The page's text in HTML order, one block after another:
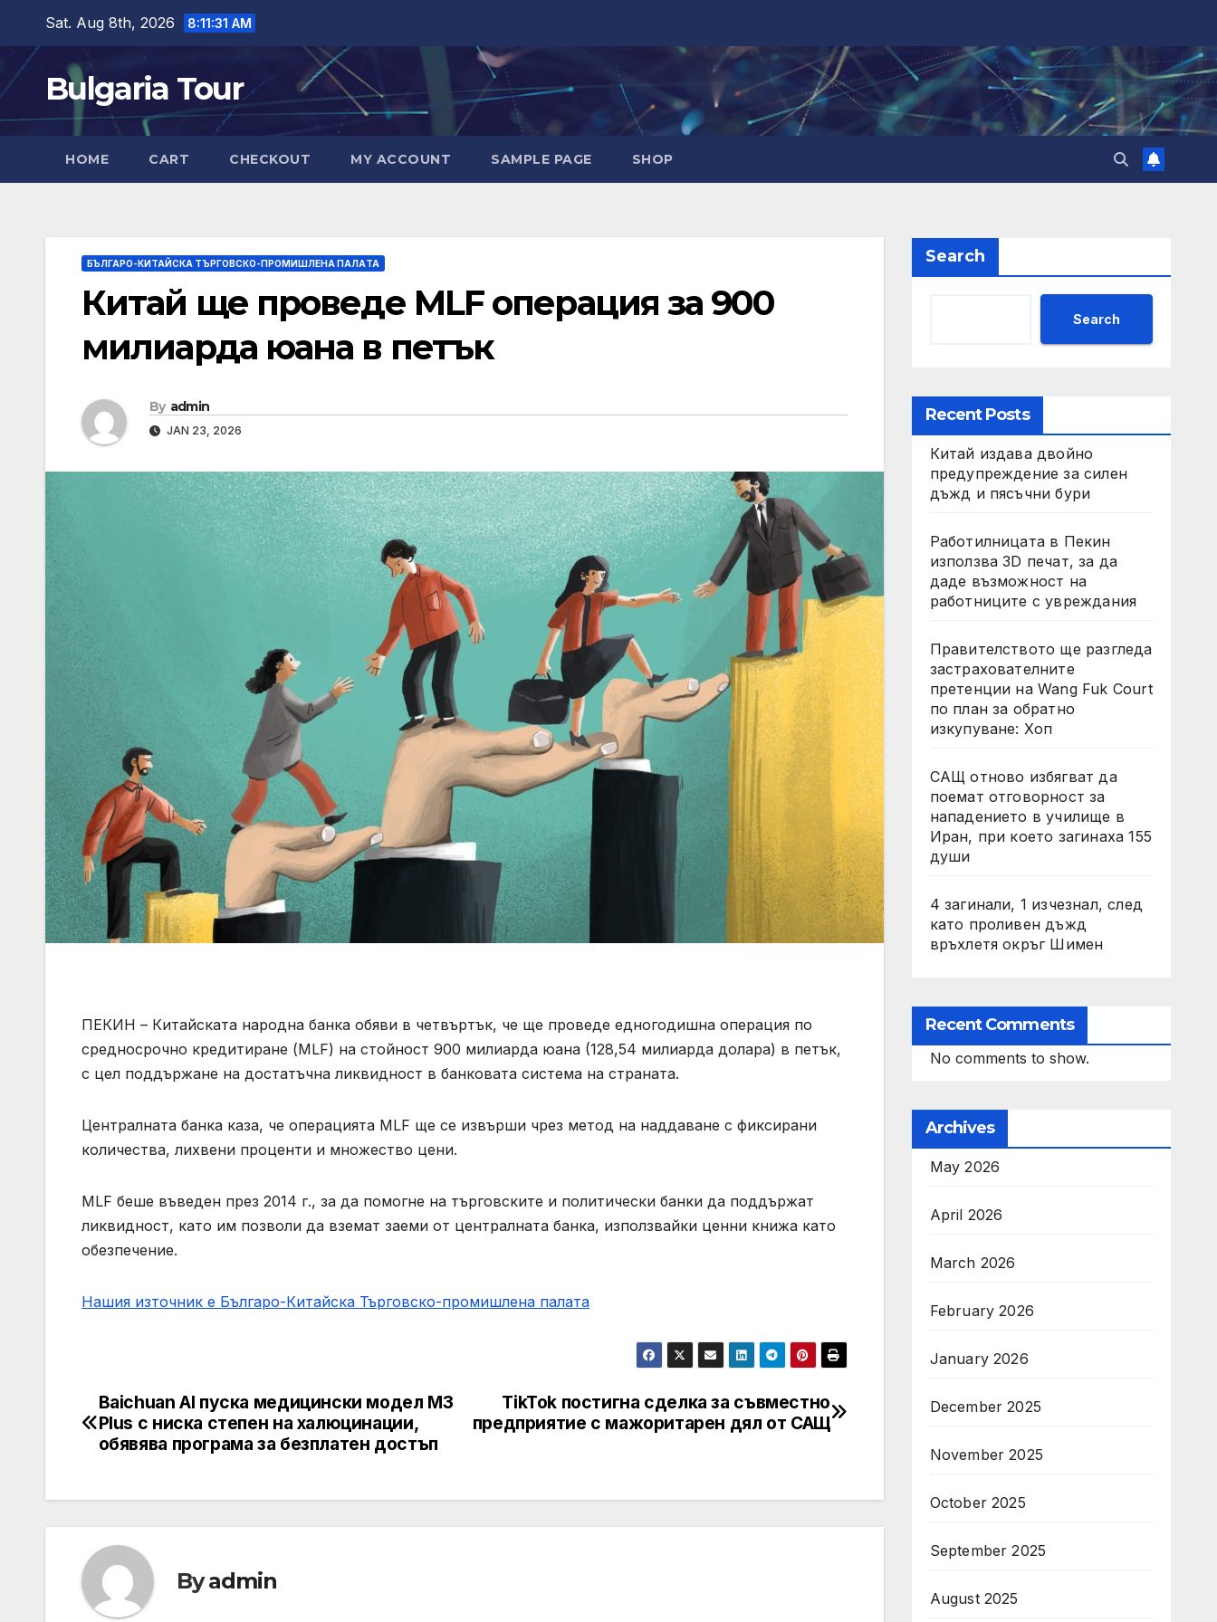
content
Sat. Aug 8th, 2026 8:11:32 AM
Bulgaria Tour
HOME CART CHECKOUT MY ACCOUNT SAMPLE PAGE SHOP
БЪЛГАРО-КИТАЙСКА ТЪРГОВСКО-ПРОМИШЛЕНА ПАЛAТА
Китай ще проведе MLF операция за 900
милиарда юана в петък
By admin
JAN 23, 2026
ПЕКИН – Китайската народна банка обяви в четвъртък, че ще проведе едногодишна операция по
средносрочно кредитиране (MLF) на стойност 900 милиарда юана (128,54 милиарда долара) в петък,
с цел поддържане на достатъчна ликвидност в банковата система на страната.
Централната банка каза, че операцията MLF ще се извърши чрез метод на наддаване с фиксирани
количества, лихвени проценти и множество цени.
MLF беше въведен през 2014 г., за да помогне на търговските и политически банки да поддържат
ликвидност, като им позволи да вземат заеми от централната банка, използвайки ценни книжа като
обезпечение.
Нашия източник е Българо-Китайска Търговско-промишлена палaта
Post
navigation
TikTok постигна сделка за съвместно
предприятие с мажоритарен дял от САЩ
Baichuan AI пуска медицински модел M3
Plus с ниска степен на халюцинации,
обявява програма за безплатен достъп
Byadmin
Search
Search
Recent Posts
Китай издава двойно
предупреждение за силен
дъжд и пясъчни бури
Работилницата в Пекин
използва 3D печат, за да
даде възможност на
работниците с увреждания
Правителството ще разгледа
застрахователните
претенции на Wang Fuk Court
по план за обратно
изкупуване: Хоп
САЩ отново избягват да
поемат отговорност за
нападението в училище в
Иран, при което загинаха 155
души
4 загинали, 1 изчезнал, след
като проливен дъжд
връхлетя окръг Шимен
Recent Comments
No comments to show.
Archives
May 2026
April 2026
March 2026
February 2026
January 2026
December 2025
November 2025
October 2025
September 2025
August 2025